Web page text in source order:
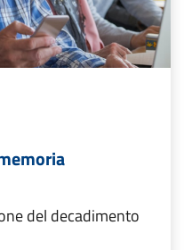
del decadimento